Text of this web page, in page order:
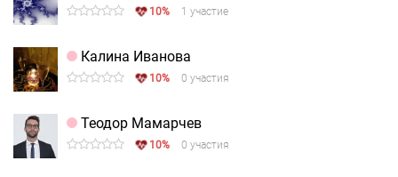
10% 1 участие
Калина Иванова
10% 0 участия
Теодор Мамарчев
10% 0 участия